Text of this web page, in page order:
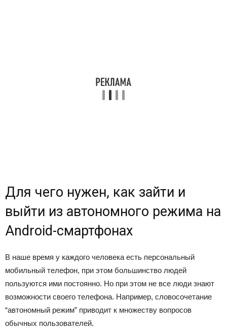
Для чего нужен, как зайти и
выйти из автономного режима на
Android-смартфонах
В наше время у каждого человека есть персональный
мобильный телефон, при этом большинство людей
пользуются ими постоянно. Но при этом не все люди знают
возможности своего телефона. Например, словосочетание
“автономный режим” приводит к множеству вопросов
обычных пользователей.